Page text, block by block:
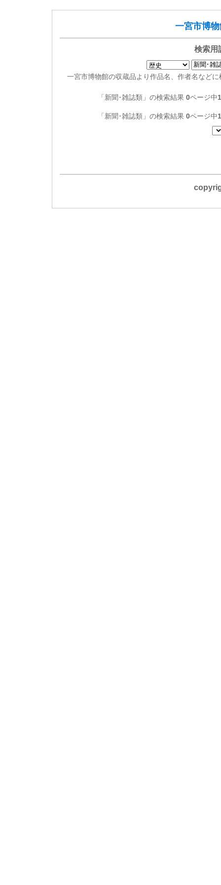
一宮市博
検索用
一宮市博物館の収蔵品より作品名、作者名など
「新聞･雑誌類」の検索結果 0ページ中1
「新聞･雑誌類」の検索結果 0ページ中1